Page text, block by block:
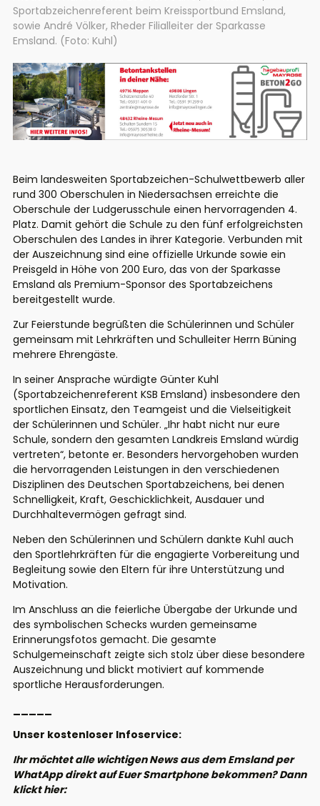
Sportabzeichenreferent beim Kreissportbund Emsland,
sowie André Völker, Rheder Filialleiter der Sparkasse
Emsland. (Foto: Kuhl)
Beim landesweiten Sportabzeichen-Schulwettbewerb aller
rund 300 Oberschulen in Niedersachsen erreichte die
Oberschule der Ludgerusschule einen hervorragenden 4.
Platz. Damit gehört die Schule zu den fünf erfolgreichsten
Oberschulen des Landes in ihrer Kategorie. Verbunden mit
der Auszeichnung sind eine offizielle Urkunde sowie ein
Preisgeld in Höhe von 200 Euro, das von der Sparkasse
Emsland als Premium-Sponsor des Sportabzeichens
bereitgestellt wurde.
Zur Feierstunde begrüßten die Schülerinnen und Schüler
gemeinsam mit Lehrkräften und Schulleiter Herrn Büning
mehrere Ehrengäste.
In seiner Ansprache würdigte Günter Kuhl
(Sportabzeichenreferent KSB Emsland) insbesondere den
sportlichen Einsatz, den Teamgeist und die Vielseitigkeit
der Schülerinnen und Schüler. „Ihr habt nicht nur eure
Schule, sondern den gesamten Landkreis Emsland würdig
vertreten“, betonte er. Besonders hervorgehoben wurden
die hervorragenden Leistungen in den verschiedenen
Disziplinen des Deutschen Sportabzeichens, bei denen
Schnelligkeit, Kraft, Geschicklichkeit, Ausdauer und
Durchhaltevermögen gefragt sind.
Neben den Schülerinnen und Schülern dankte Kuhl auch
den Sportlehrkräften für die engagierte Vorbereitung und
Begleitung sowie den Eltern für ihre Unterstützung und
Motivation.
Im Anschluss an die feierliche Übergabe der Urkunde und
des symbolischen Schecks wurden gemeinsame
Erinnerungsfotos gemacht. Die gesamte
Schulgemeinschaft zeigte sich stolz über diese besondere
Auszeichnung und blickt motiviert auf kommende
sportliche Herausforderungen.
Unser kostenloser Infoservice:
Ihr möchtet alle wichtigen News aus dem Emsland per
WhatApp direkt auf Euer Smartphone bekommen? Dann
klickt hier: